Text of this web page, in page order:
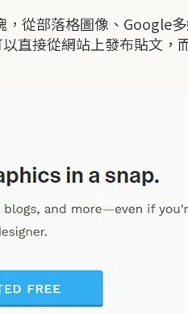
從部落格圖像、Google
直接從網站上發布貼文，